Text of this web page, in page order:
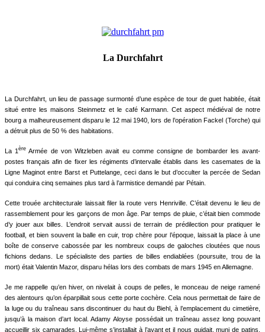
La Durchfahrt
La Durchfahrt, un lieu de passage surmonté d’une espèce de tour de guet habitée, était
situé entre les maisons Steinmetz et le café Karmann. Cet aspect médiéval de notre
bourg a malheureusement disparu le 12 mai 1940, lors de l’opération Fackel (Torche) qui
a détruit plus de 50 % des habitations.
La 1ère Armée de von Witzleben avait eu comme consigne de bombarder les avant-
postes français afin de fixer les régiments d’intervalle établis dans les casemates de la
Ligne Maginot entre Barst et Puttelange, ceci dans le but d’occulter la percée de Sedan
qui conduira cinq semaines plus tard à l’armistice demandé par Pétain.
Cette trouée architecturale laissait filer la route vers Henriville. C’était devenu le lieu de
rassemblement pour les garçons de mon âge. Par temps de pluie, c’était bien commode
d’y jouer aux billes. L’endroit servait aussi de terrain de prédilection pour pratiquer le
football, et bien souvent la balle en cuir, trop chère pour l’époque, laissait la place à une
boîte de conserve cabossée par les nombreux coups de galoches cloutées que nous
fichions dedans. Le spécialiste des parties de billes endiablées (poursuite, trou de la
mort) était Valentin Mazor, disparu hélas lors des combats de mars 1945 en Allemagne.
Je me rappelle qu’en hiver, on nivelait à coups de pelles, le monceau de neige ramené
des alentours qu’on éparpillait sous cette porte cochère. Cela nous permettait de faire de
la luge ou du traîneau sans discontinuer du haut du Biehl, à l’emplacement du cimetière,
jusqu’à la maison d’art local. Adamy Aloyse possédait un traîneau assez long pouvant
accueillir six camarades. Lui-même s’installait à l’avant et il nous guidait, muni de patins,